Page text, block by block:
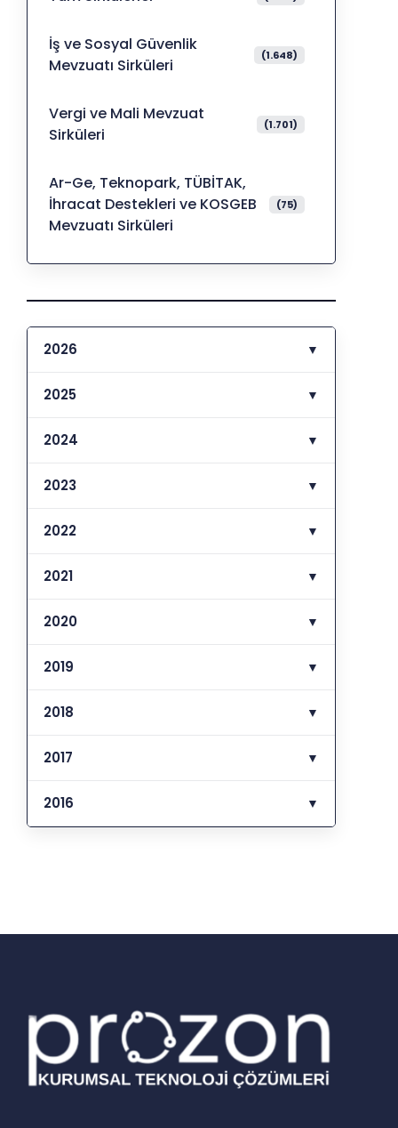
İş ve Sosyal Güvenlik
Mevzuatı Sirküleri
(1.648)
Vergi ve Mali Mevzuat
Sirküleri
(1.701)
Ar-Ge, Teknopark, TÜBİTAK,
İhracat Destekleri ve KOSGEB
Mevzuatı Sirküleri
(75)
2026 ▼
2025 ▼
2024 ▼
2023 ▼
2022 ▼
2021 ▼
2020 ▼
2019 ▼
2018 ▼
2017 ▼
2016 ▼